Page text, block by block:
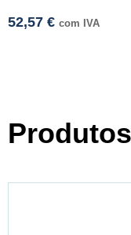
52,57 € com IVA